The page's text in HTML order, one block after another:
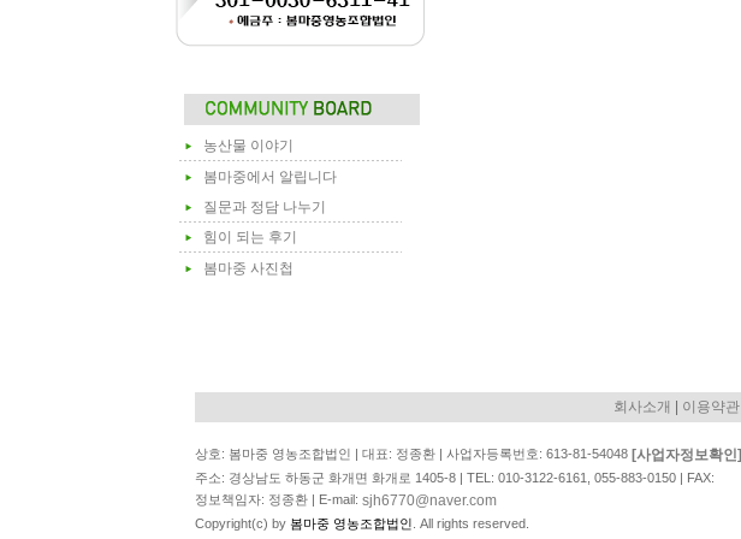
농산물 이야기
봄마중에서 알립니다
질문과 정담 나누기
힘이 되는 후기
봄마중 사진첩
회사소개 | 이용약관
상호: 봄마중 영농조합법인 | 대표: 정종환 | 사업자등록번호: 613-81-54048 [사업자정보확인]
주소: 경상남도 하동군 화개면 화개로 1405-8 | TEL: 010-3122-6161, 055-883-0150 | FAX:
정보책임자: 정종환 | E-mail: sjh6770@naver.com
Copyright(c) by 봄마중 영농조합법인 . All rights reserved.